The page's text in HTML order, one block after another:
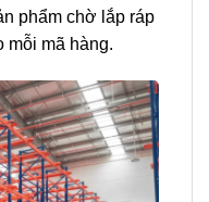
phẩm chờ lắp ráp
mã hàng.